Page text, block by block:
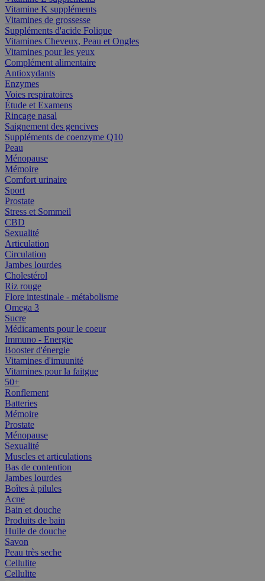
Vitamine K suppléments
Vitamines de grossesse
Suppléments d'acide Folique
Vitamines Cheveux, Peau et Ongles
Vitamines pour les yeux
Complément alimentaire
Antioxydants
Enzymes
Voies respiratoires
Étude et Examens
Rincage nasal
Saignement des gencives
Suppléments de coenzyme Q10
Peau
Ménopause
Mémoire
Comfort urinaire
Sport
Prostate
Stress et Sommeil
CBD
Sexualité
Articulation
Circulation
Jambes lourdes
Cholestérol
Riz rouge
Flore intestinale - métabolisme
Omega 3
Sucre
Médicaments pour le coeur
Immuno - Energie
Booster d'énergie
Vitamines d'imuunité
Vitamines pour la faitgue
50+
Ronflement
Batteries
Mémoire
Prostate
Ménopause
Sexualité
Muscles et articulations
Bas de contention
Jambes lourdes
Boîtes à pilules
Acne
Bain et douche
Produits de bain
Huile de douche
Savon
Peau très seche
Cellulite
Cellulite